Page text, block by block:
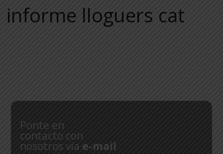
informe lloguers cat
Ponte en
contacto con
nosotros vía e-mail